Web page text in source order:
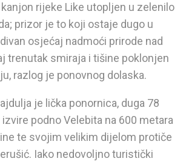
rijeke Like utopljen u zelenilo
prizor je to koji ostaje dugo u
osjećaj nadmoći prirode nad
trenutak smiraja i tišine poklonjen
razlog je ponovnog dolaska.
je lička ponornica, duga 78
podno Velebita na 600 metara
te svojim velikim dijelom protiče
Iako nedovoljno turistički